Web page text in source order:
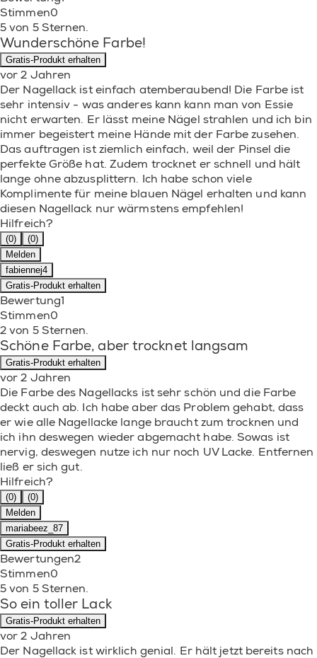
Stimmen0
5 von 5 Sternen.
Wunderschöne Farbe!
Gratis-Produkt erhalten
vor 2 Jahren
Der Nagellack ist einfach atemberaubend! Die Farbe ist
sehr intensiv - was anderes kann kann man von Essie
nicht erwarten. Er lässt meine Nägel strahlen und ich bin
immer begeistert meine Hände mit der Farbe zusehen.
Das auftragen ist ziemlich einfach, weil der Pinsel die
perfekte Größe hat. Zudem trocknet er schnell und hält
lange ohne abzusplittern. Ich habe schon viele
Komplimente für meine blauen Nägel erhalten und kann
diesen Nagellack nur wärmstens empfehlen!
Hilfreich?
(0)
(0)
Melden
fabiennej4
Gratis-Produkt erhalten
Bewertung1
Stimmen0
2 von 5 Sternen.
Schöne Farbe, aber trocknet langsam
Gratis-Produkt erhalten
vor 2 Jahren
Die Farbe des Nagellacks ist sehr schön und die Farbe
deckt auch ab. Ich habe aber das Problem gehabt, dass
er wie alle Nagellacke lange braucht zum trocknen und
ich ihn deswegen wieder abgemacht habe. Sowas ist
nervig, deswegen nutze ich nur noch UV Lacke. Entfernen
ließ er sich gut.
Hilfreich?
(0)
(0)
Melden
mariabeez_87
Gratis-Produkt erhalten
Bewertungen2
Stimmen0
5 von 5 Sternen.
So ein toller Lack
Gratis-Produkt erhalten
vor 2 Jahren
Der Nagellack ist wirklich genial. Er hält jetzt bereits nach